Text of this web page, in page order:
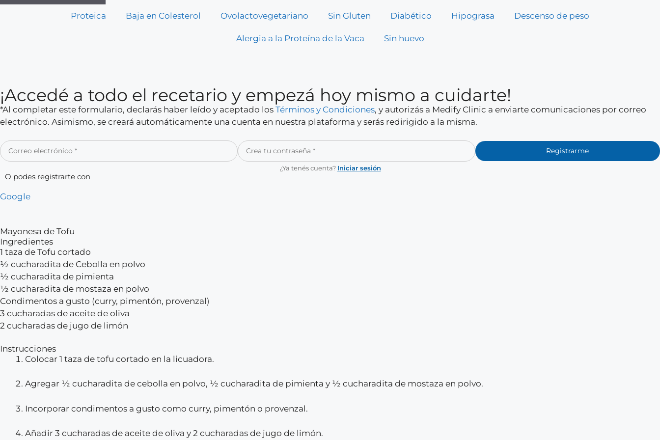
Proteica Baja en Colesterol Ovolactovegetariano Sin Gluten Diabético Hipograsa Descenso de peso
Alergia a la Proteína de la Vaca Sin huevo
¡Accedé a todo el recetario y empezá hoy mismo a cuidarte!
*Al completar este formulario, declarás haber leído y aceptado los Términos y Condiciones, y autorizás a Medify Clinic a enviarte comunicaciones por correo
electrónico. Asimismo, se creará automáticamente una cuenta en nuestra plataforma y serás redirigido a la misma.
Registrarme
¿Ya tenés cuenta? Iniciar sesión
O podes registrarte con
Google
Mayonesa de Tofu
Ingredientes
1 taza de Tofu cortado
½ cucharadita de Cebolla en polvo
½ cucharadita de pimienta
½ cucharadita de mostaza en polvo
Condimentos a gusto (curry, pimentón, provenzal)
3 cucharadas de aceite de oliva
2 cucharadas de jugo de limón
Instrucciones
Colocar 1 taza de tofu cortado en la licuadora.
Agregar ½ cucharadita de cebolla en polvo, ½ cucharadita de pimienta y ½ cucharadita de mostaza en polvo.
Incorporar condimentos a gusto como curry, pimentón o provenzal.
Añadir 3 cucharadas de aceite de oliva y 2 cucharadas de jugo de limón.